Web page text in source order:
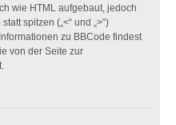
wie HTML aufgebaut, jedoch
spitzen („<“ und „>“)
zu BBCode findest
von der Seite zur